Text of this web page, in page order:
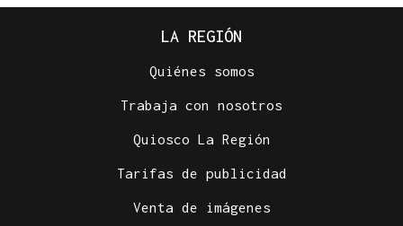
Do lápiz á cámara, Ourense cen anos despois
LA REGIÓN
Quiénes somos
Trabaja con nosotros
Quiosco La Región
Tarifas de publicidad
Venta de imágenes